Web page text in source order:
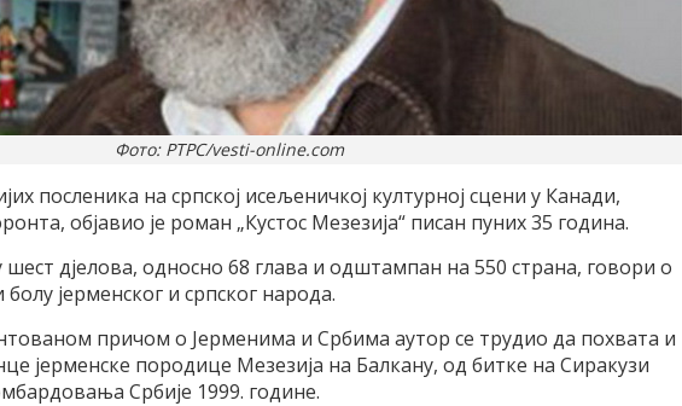
Фото: РТРС/vesti-online.com
посленика на српској исељеничкој културној сцени у Канади,
објавио је роман „Кустос Мезезија“ писан пуних 35 година.
дјелова, односно 68 глава и одштампан на 550 страна, говори о
јерменског и српског народа.
причом о Јерменима и Србима аутор се трудио да похвата и
јерменске породице Мезезија на Балкану, од битке на Сиракузи
Србије 1999. године.